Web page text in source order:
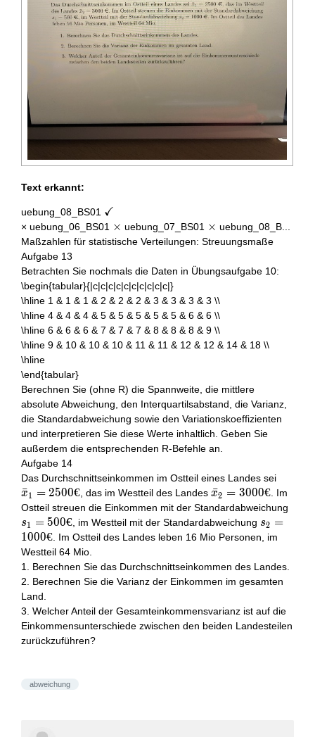
Text erkannt:
uebung_08_BS01 \checkmark
✓
× uebung_06_BS01 \times
× uebung_07_BS01 \times
× uebung_08_B...
Maßzahlen für statistische Verteilungen: Streuungsmaße
Aufgabe 13
Betrachten Sie nochmals die Daten in Übungsaufgabe 10:
\begin{tabular}{|c|c|c|c|c|c|c|c|c|c|}
\hline 1 & 1 & 1 & 2 & 2 & 2 & 3 & 3 & 3 & 3 \\
\hline 4 & 4 & 4 & 5 & 5 & 5 & 5 & 5 & 6 & 6 \\
\hline 6 & 6 & 6 & 7 & 7 & 7 & 8 & 8 & 8 & 9 \\
\hline 9 & 10 & 10 & 10 & 11 & 11 & 12 & 12 & 14 & 18 \\
\hline
\end{tabular}
Berechnen Sie (ohne R) die Spannweite, die mittlere
absolute Abweichung, den Interquartilsabstand, die Varianz,
die Standardabweichung sowie den Variationskoeffizienten
und interpretieren Sie diese Werte inhaltlich. Geben Sie
außerdem die entsprechenden R-Befehle an.
Aufgabe 14
Das Durchschnittseinkommen im Ostteil eines Landes sei
€
x
ˉ1 = 2500€, das im Westteil des Landes\bar{x}_{2}=3000
€
x
ˉ2 = 3000€. Im
Ostteil streuen die Einkommen mit der Standardabweichung
s1 = 500€, im Westteil mit der Standardabweichung
€
s2 =
1000€. Im Ostteil des Landes leben 16 Mio Personen, im
Westteil 64 Mio.
1. Berechnen Sie das Durchschnittseinkommen des Landes.
2. Berechnen Sie die Varianz der Einkommen im gesamten
Land.
3. Welcher Anteil der Gesamteinkommensvarianz ist auf die
Einkommensunterschiede zwischen den beiden Landesteilen
zurückzuführen?
abweichung